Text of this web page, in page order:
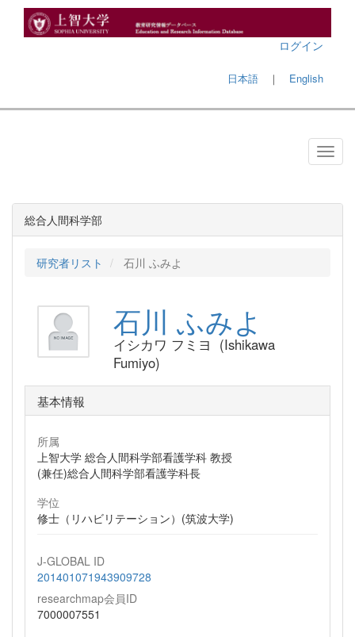
ログイン
日本語 ｜ English
総合人間科学部
研究者リスト 石川 ふみよ
石川 ふみよ
イシカワ フミヨ (Ishikawa
Fumiyo)
基本情報
所属
上智大学 総合人間科学部看護学科 教授
(兼任)総合人間科学部看護学科長
学位
修士（リハビリテーション）(筑波大学)
J-GLOBAL ID
201401071943909728
researchmap会員ID
7000007551